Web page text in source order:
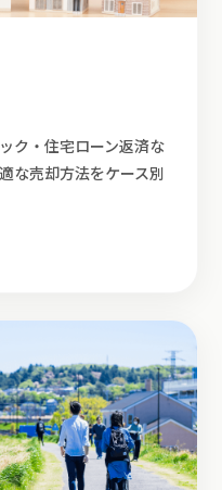
ク・住宅ローン返済な
な売却方法をケース別